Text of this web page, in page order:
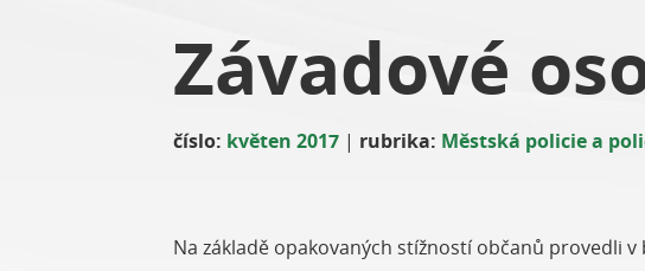
Závadové
číslo: květen 2017 | rubrika: Městská policie a
Na základě opakovaných stížností občanů provedli